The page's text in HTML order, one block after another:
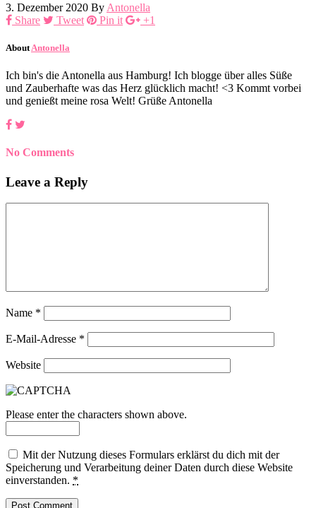
3. Dezember 2020 By Antonella
Share
Tweet Pin it +1
About Antonella
Ich bin's die Antonella aus Hamburg! Ich blogge über alles Süße
und Zauberhafte was das Herz glücklich macht! <3 Kommt vorbei
und genießt meine rosa Welt! Grüße Antonella
No Comments
Leave a Reply
Name *
E-Mail-Adresse *
Website
Please enter the characters shown above.
Mit der Nutzung dieses Formulars erklärst du dich mit der
Speicherung und Verarbeitung deiner Daten durch diese Website
einverstanden. *